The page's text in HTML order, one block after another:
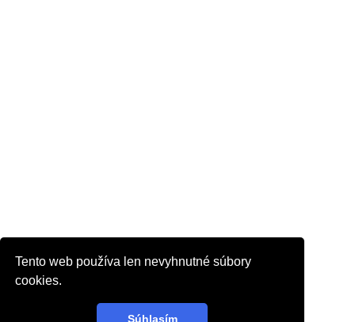
Tento web používa len nevyhnutné súbory
cookies.
Súhlasím